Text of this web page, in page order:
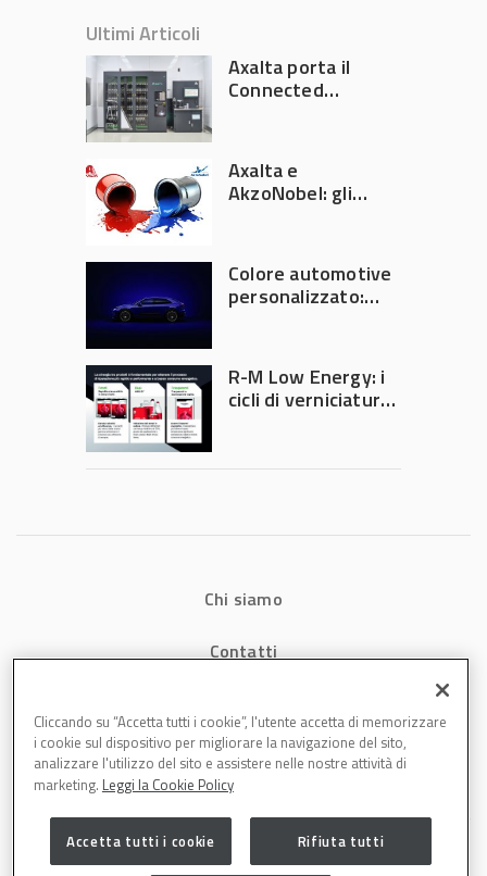
Ultimi Articoli
Axalta porta il
Connected
Automechanika
Frankfurt 2026
Axalta e
AkzoNobel: gli
Colore automotive
personalizzato:
diventa ingegneria
di precisione
R-M Low Energy: i
cicli di verniciatura
tempi e costi in
Chi siamo
Contatti
Cookies
Cliccando su “Accetta tutti i cookie”, l'utente accetta di memorizzare
i cookie sul dispositivo per migliorare la navigazione del sito,
analizzare l'utilizzo del sito e assistere nelle nostre attività di
marketing. Leggi la Cookie Policy
Accetta tutti i cookie Rifiuta tutti